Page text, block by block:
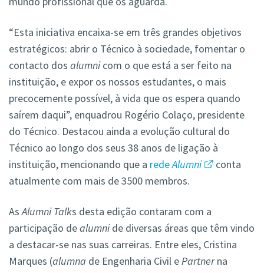
“Esta iniciativa encaixa-se em três grandes objetivos
estratégicos: abrir o Técnico à sociedade, fomentar o
contacto dos alumnicom o que está a ser feito na
instituição, e expor os nossos estudantes, o mais
precocemente possível, à vida que os espera quando
saírem daqui”, enquadrou Rogério Colaço, presidente
do Técnico. Destacou ainda a evolução cultural do
Técnico ao longo dos seus 38 anos de ligação à
instituição, mencionando que a redeAlumni
conta
atualmente com mais de 3500 membros.
AsAlumni Talks desta edição contaram com a
participação dealumnide diversas áreas que têm vindo
a destacar-se nas suas carreiras. Entre eles, Cristina
Marques (alumna de Engenharia Civil ePartnerna